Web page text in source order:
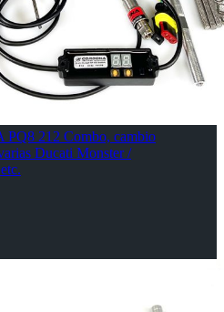
212 Combo, cambio
Ducati Monster /